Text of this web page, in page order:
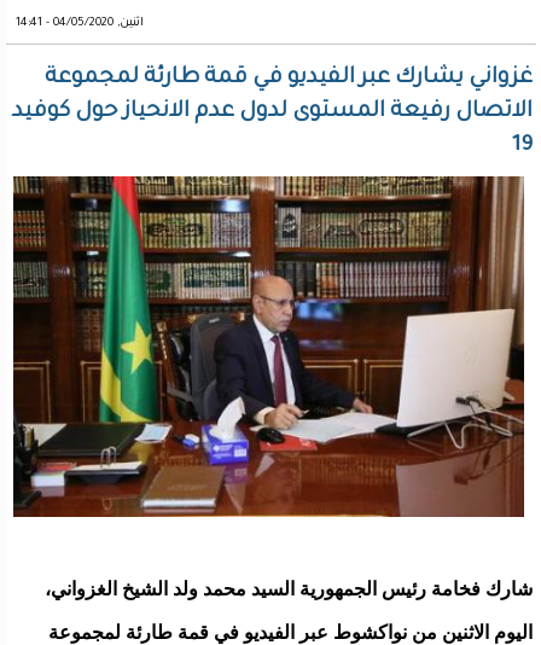
اثنين, 04/05/2020 - 14:41
غزواني يشارك عبر الفيديو في قمة طارئة لمجموعة
الاتصال رفيعة المستوى لدول عدم الانحياز حول كوفيد
19
شارك فخامة رئيس الجمهورية السيد محمد ولد الشيخ الغزواني،
اليوم الاثنين من نواكشوط عبر الفيديو في قمة طارئة لمجموعة